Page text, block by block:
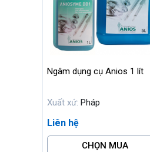
Ngâm dụng cụ Anios 1 lít
Xuất xứ: Pháp
Liên hệ
CHỌN MUA